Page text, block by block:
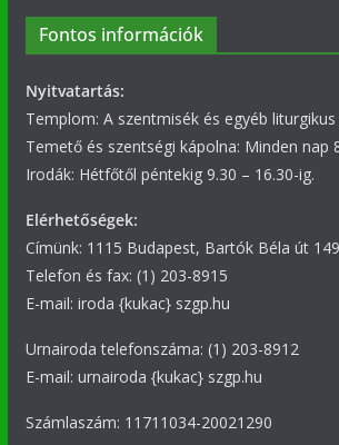
Fontos információk
Nyitvatartás:
Templom: A szentmisék és egyéb
Temető és szentségi kápolna: Minden nap
Irodák: Hétfőtől péntekig 9.30 – 16.30-ig.
Elérhetőségek:
Címünk: 1115 Budapest, Bartók Béla út
Telefon és fax: (1) 203-8915
E-mail: iroda {kukac} szgp.hu
Urnairoda telefonszáma: (1) 203-8912
E-mail: urnairoda {kukac} szgp.hu
Számlaszám: 11711034-20021290